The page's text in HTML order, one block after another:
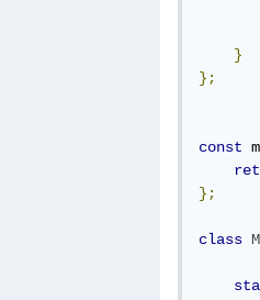
}
};
const
};
class